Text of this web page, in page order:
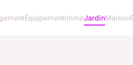
ÉquipementImmoJardinMaison